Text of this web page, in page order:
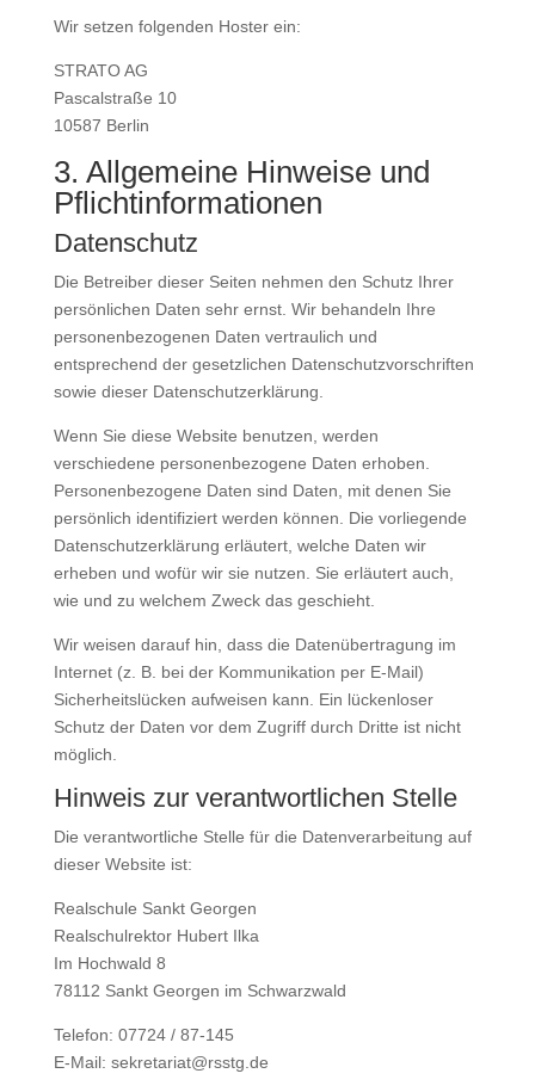
Wir setzen folgenden Hoster ein:
STRATO AG
Pascalstraße 10
10587 Berlin
3. Allgemeine Hinweise und
Pflicht­informationen
Datenschutz
Die Betreiber dieser Seiten nehmen den Schutz Ihrer
persönlichen Daten sehr ernst. Wir behandeln Ihre
personenbezogenen Daten vertraulich und
entsprechend der gesetzlichen Datenschutzvorschriften
sowie dieser Datenschutzerklärung.
Wenn Sie diese Website benutzen, werden
verschiedene personenbezogene Daten erhoben.
Personenbezogene Daten sind Daten, mit denen Sie
persönlich identifiziert werden können. Die vorliegende
Datenschutzerklärung erläutert, welche Daten wir
erheben und wofür wir sie nutzen. Sie erläutert auch,
wie und zu welchem Zweck das geschieht.
Wir weisen darauf hin, dass die Datenübertragung im
Internet (z. B. bei der Kommunikation per E-Mail)
Sicherheitslücken aufweisen kann. Ein lückenloser
Schutz der Daten vor dem Zugriff durch Dritte ist nicht
möglich.
Hinweis zur verantwortlichen Stelle
Die verantwortliche Stelle für die Datenverarbeitung auf
dieser Website ist:
Realschule Sankt Georgen
Realschulrektor Hubert Ilka
Im Hochwald 8
78112 Sankt Georgen im Schwarzwald
Telefon: 07724 / 87-145
E-Mail: sekretariat@rsstg.de